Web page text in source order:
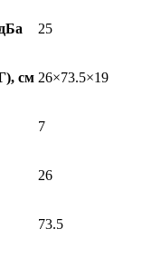
25
см 26×73.5×19
7
26
73.5